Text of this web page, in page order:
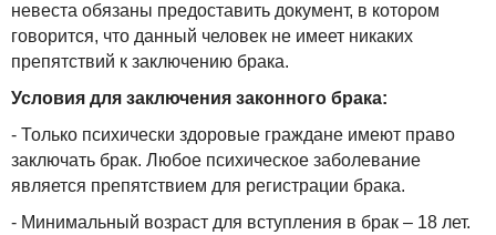
невеста обязаны предоставить документ, в котором
говорится, что данный человек не имеет никаких
препятствий к заключению брака.
Условия для заключения законного брака:
- Только психически здоровые граждане имеют право
заключать брак. Любое психическое заболевание
является препятствием для регистрации брака.
- Минимальный возраст для вступления в брак – 18 лет.